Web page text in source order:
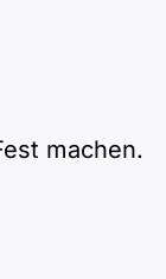
machen.